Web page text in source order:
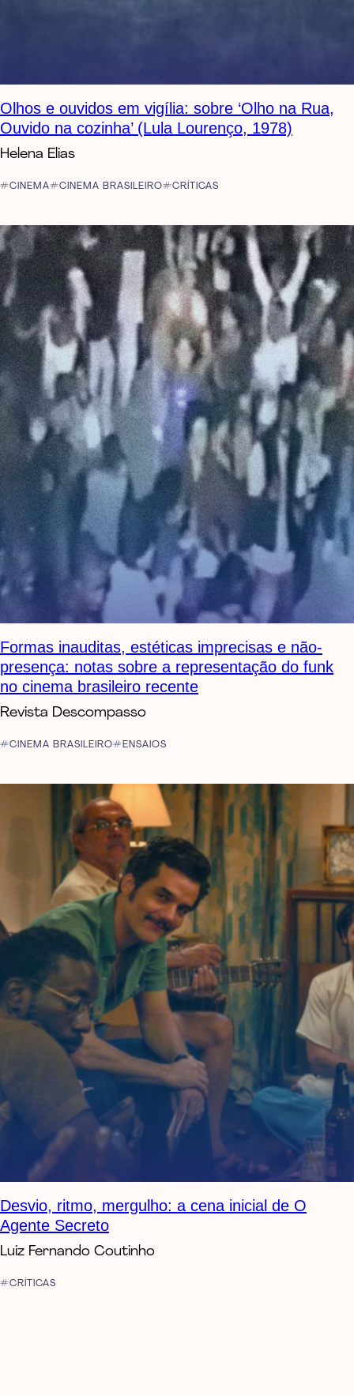
Olhos e ouvidos em vigília: sobre ‘Olho na Rua,
Ouvido na cozinha’ (Lula Lourenço, 1978)
Helena Elias
CINEMA CINEMA BRASILEIRO CRÍTICAS
Formas inauditas, estéticas imprecisas e não-
presença: notas sobre a representação do funk
no cinema brasileiro recente
Revista Descompasso
CINEMA BRASILEIRO ENSAIOS
Desvio, ritmo, mergulho: a cena inicial de O
Agente Secreto
Luiz Fernando Coutinho
CRÍTICAS